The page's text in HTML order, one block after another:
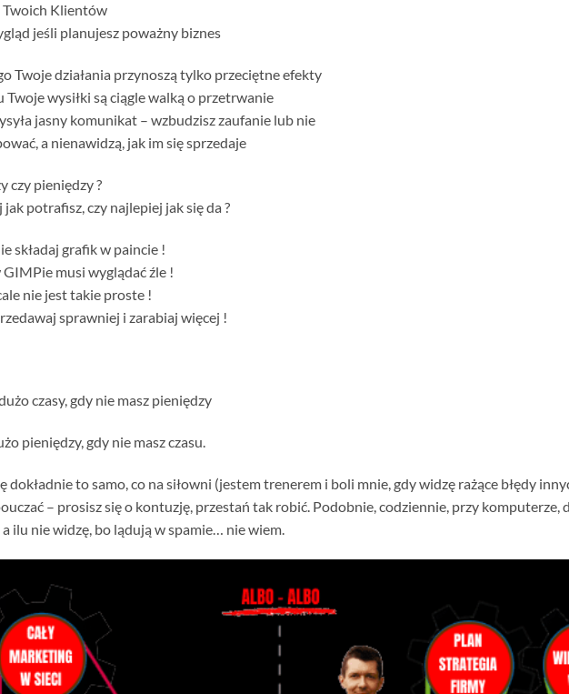
Klientów
jeśli planujesz poważny biznes
Twoje działania przynoszą tylko przeciętne efekty
Twoje wysiłki są ciągle walką o przetrwanie
jasny komunikat – wzbudzisz zaufanie lub nie
a nienawidzą, jak im się sprzedaje
czy pieniędzy ?
potrafisz, czy najlepiej jak się da ?
składaj grafik w paincie !
musi wyglądać źle !
nie jest takie proste !
sprawniej i zarabiaj więcej !
czasy, gdy nie masz pieniędzy
pieniędzy, gdy nie masz czasu.
dokładnie to samo, co na siłowni (jestem trenerem i boli mnie, gdy widzę rażące błędy
– prosisz się o kontuzję, przestań tak robić. Podobnie, codziennie, przy
ilu nie widzę, bo lądują w spamie… nie wiem.